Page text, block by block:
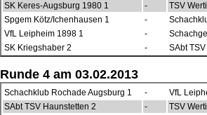
SK Keres-Augsburg 1980 1 -
TSV
Spgem Kötz/Ichenhausen 1
-
VfL Leipheim 1898 1
-
SK Kriegshaber 2
- SAbt
Runde 4 am 03.02.2013
Schachklub Rochade Augsburg 1 -
VfL
SAbt TSV Haunstetten 2
-
TSV